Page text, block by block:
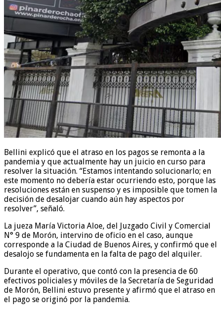
Bellini explicó que el atraso en los pagos se remonta a la
pandemia y que actualmente hay un juicio en curso para
resolver la situación. “Estamos intentando solucionarlo; en
este momento no debería estar ocurriendo esto, porque las
resoluciones están en suspenso y es imposible que tomen la
decisión de desalojar cuando aún hay aspectos por
resolver”, señaló.
La jueza María Victoria Aloe, del Juzgado Civil y Comercial
N° 9 de Morón, intervino de oficio en el caso, aunque
corresponde a la Ciudad de Buenos Aires, y confirmó que el
desalojo se fundamenta en la falta de pago del alquiler.
Durante el operativo, que contó con la presencia de 60
efectivos policiales y móviles de la Secretaría de Seguridad
de Morón, Bellini estuvo presente y afirmó que el atraso en
el pago se originó por la pandemia.